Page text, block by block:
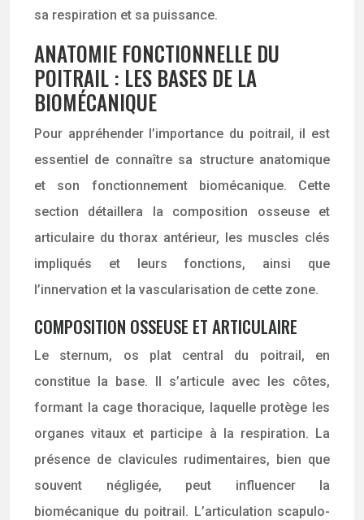
sa respiration et sa puissance.
ANATOMIE FONCTIONNELLE DU
POITRAIL : LES BASES DE LA
BIOMÉCANIQUE
Pour appréhender l’importance du poitrail, il est
essentiel de connaître sa structure anatomique
et son fonctionnement biomécanique. Cette
section détaillera la composition osseuse et
articulaire du thorax antérieur, les muscles clés
impliqués et leurs fonctions, ainsi que
l’innervation et la vascularisation de cette zone.
COMPOSITION OSSEUSE ET ARTICULAIRE
Le sternum, os plat central du poitrail, en
constitue la base. Il s’articule avec les côtes,
formant la cage thoracique, laquelle protège les
organes vitaux et participe à la respiration. La
présence de clavicules rudimentaires, bien que
souvent négligée, peut influencer la
biomécanique du poitrail. L’articulation scapulo-